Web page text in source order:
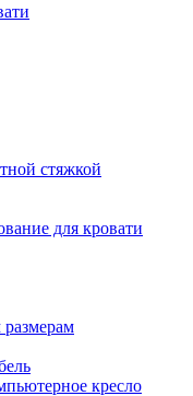
стяжкой
для кровати
кресло